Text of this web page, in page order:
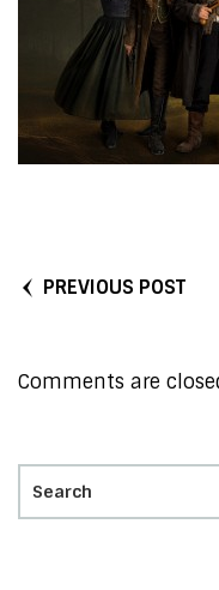
PREVIOUS POST
Comments are